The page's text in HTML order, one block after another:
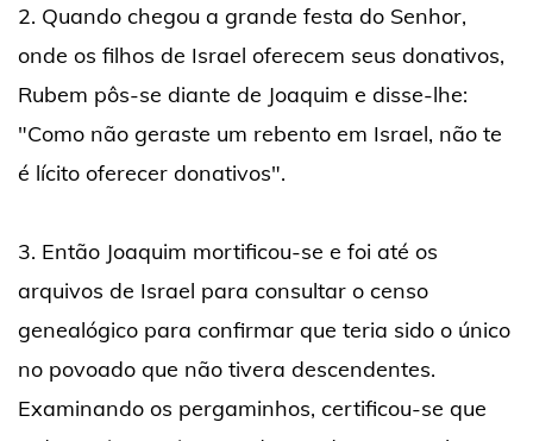
2. Quando chegou a grande festa do Senhor,
onde os filhos de Israel oferecem seus donativos,
Rubem pôs-se diante de Joaquim e disse-lhe:
"Como não geraste um rebento em Israel, não te
é lícito oferecer donativos".
3. Então Joaquim mortificou-se e foi até os
arquivos de Israel para consultar o censo
genealógico para confirmar que teria sido o único
no povoado que não tivera descendentes.
Examinando os pergaminhos, certificou-se que